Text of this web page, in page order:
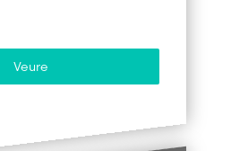
Veure